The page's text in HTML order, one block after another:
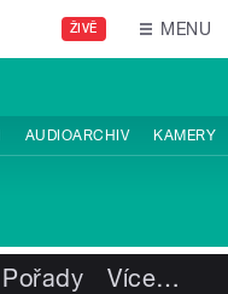
ŽIVĚ MENU
AUDIOARCHIV KAMERY
Pořady Více…